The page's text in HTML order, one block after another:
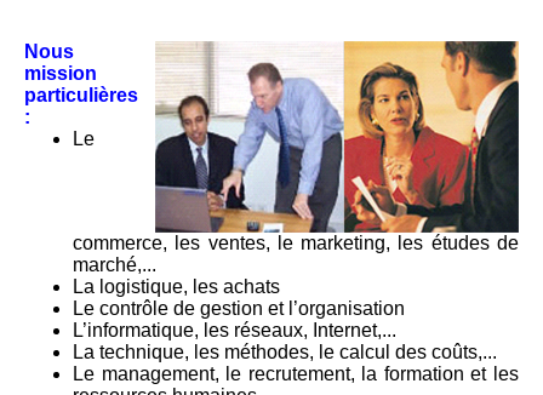
Nous
mission
particulières
:
Le
commerce, les ventes, le marketing, les études de
marché,...
La logistique, les achats
Le contrôle de gestion et l’organisation
L’informatique, les réseaux, Internet,...
La technique, les méthodes, le calcul des coûts,...
Le management, le recrutement, la formation et les